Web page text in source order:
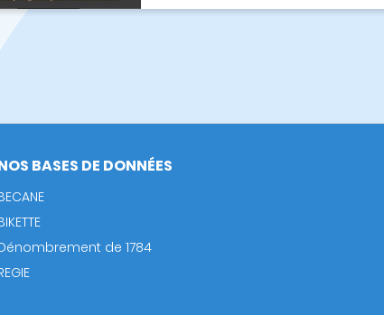
BASES DE DONNÉES
de 1784